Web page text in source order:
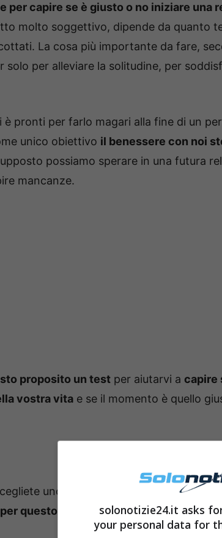
per capire se è giusto o no iniziare una
molto soggettivo, dipende da quanto
La cosa più importante da fare,
per alleviare la solitudine, per
è pronti per farlo magari alla fine di un
unico obiettivo il benessere con noi
possiamo sperare in una futura
mancanze.
proposito un test per aiutarvi a capire
vostra vita e se il momento è quello
uno dei 4 triangoli
. Come avrete
questo motivo la scelta dovrà
solonotizie24.it asks
your personal data for